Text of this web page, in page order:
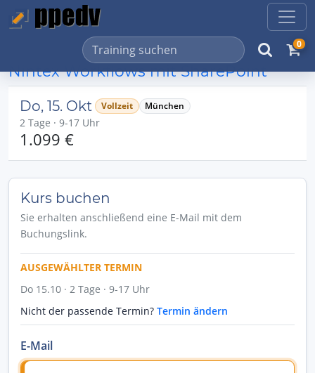
0
Nintex Workflows mit SharePoint
Do, 15. Okt Vollzeit München
2 Tage · 9-17 Uhr
1.099 €
Kurs buchen
Sie erhalten anschließend eine E-Mail mit dem
Buchungslink.
AUSGEWÄHLTER TERMIN
Do 15.10 · 2 Tage · 9-17 Uhr
Nicht der passende Termin? Termin ändern
E-Mail